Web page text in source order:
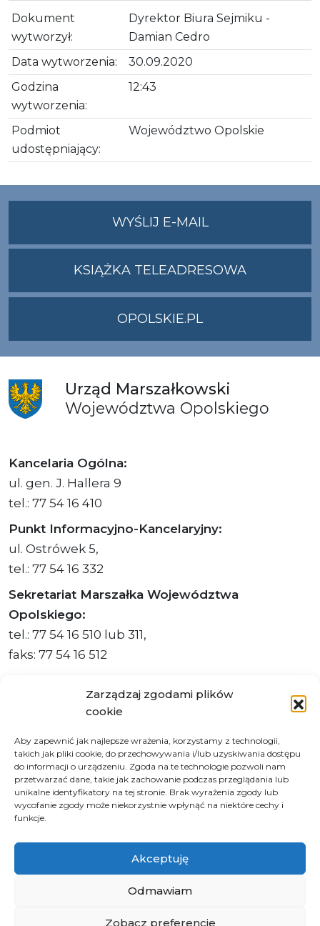
Zarządzaj zgodami plików
cookie
Aby zapewnić jak najlepsze wrażenia, korzystamy z technologii,
takich jak pliki cookie, do przechowywania i/lub uzyskiwania dostępu
do informacji o urządzeniu. Zgoda na te technologie pozwoli nam
przetwarzać dane, takie jak zachowanie podczas przeglądania lub
unikalne identyfikatory na tej stronie. Brak wyrażenia zgody lub
wycofanie zgody może niekorzystnie wpłynąć na niektóre cechy i
funkcje.
Akceptuję
Odmawiam
Zobacz preferencje
Dokument
wytworzył:
Dyrektor Biura Sejmiku -
Damian Cedro
Data wytworzenia:
30.09.2020
Godzina
wytworzenia:
12:43
Podmiot
udostępniający:
Województwo Opolskie
WYŚLIJ E-MAILNA
ADRES
KSIĄŻKA TELEADRESOWA
OPOLSKIE.PL
Urząd Marszałkowski
Województwa Opolskiego
Kancelaria Ogólna:
ul. gen. J. Hallera 9
tel.: 77 54 16 410
Punkt Informacyjno-Kancelaryjny:
ul. Ostrówek 5,
tel.: 77 54 16 332
Sekretariat Marszałka Województwa
Opolskiego:
tel.: 77 54 16 510 lub 311,
faks: 77 54 16 512
Adres do e-Doręczeń
Urzędu: AE:PL-66703-73759-IGTUV-14
Polityka prywatności
Klauzula informacyjna RODO
© 2026 Samorząd Województwa Opolskiego